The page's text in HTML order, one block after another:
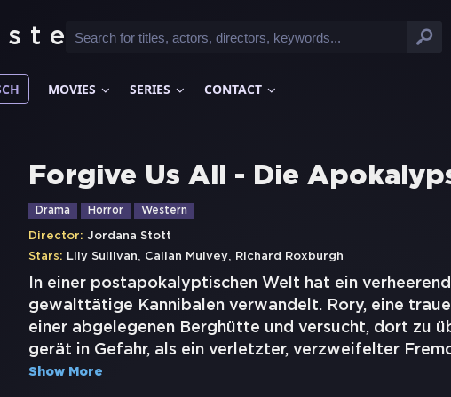
MOVIES SERIES CONTACT
Forgive Us All - Die
Drama Horror Western
Director: Jordana Stott
Stars: Lily Sullivan, Callan Mulvey, Richard Roxburgh
In einer postapokalyptischen Welt hat ein
gewalttätige Kannibalen verwandelt. Rory, eine
einer abgelegenen Berghütte und versucht, dort zu
gerät in Gefahr, als ein verletzter, verzweifelter
Show More